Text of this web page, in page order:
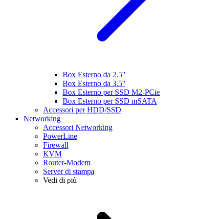
Box Esterno da 2.5''
Box Esterno da 3.5''
Box Esterno per SSD M2-PCie
Box Esterno per SSD mSATA
Accessori per HDD/SSD
Networking
Accessori Networking
PowerLine
Firewall
KVM
Router-Modem
Server di stampa
Vedi di più